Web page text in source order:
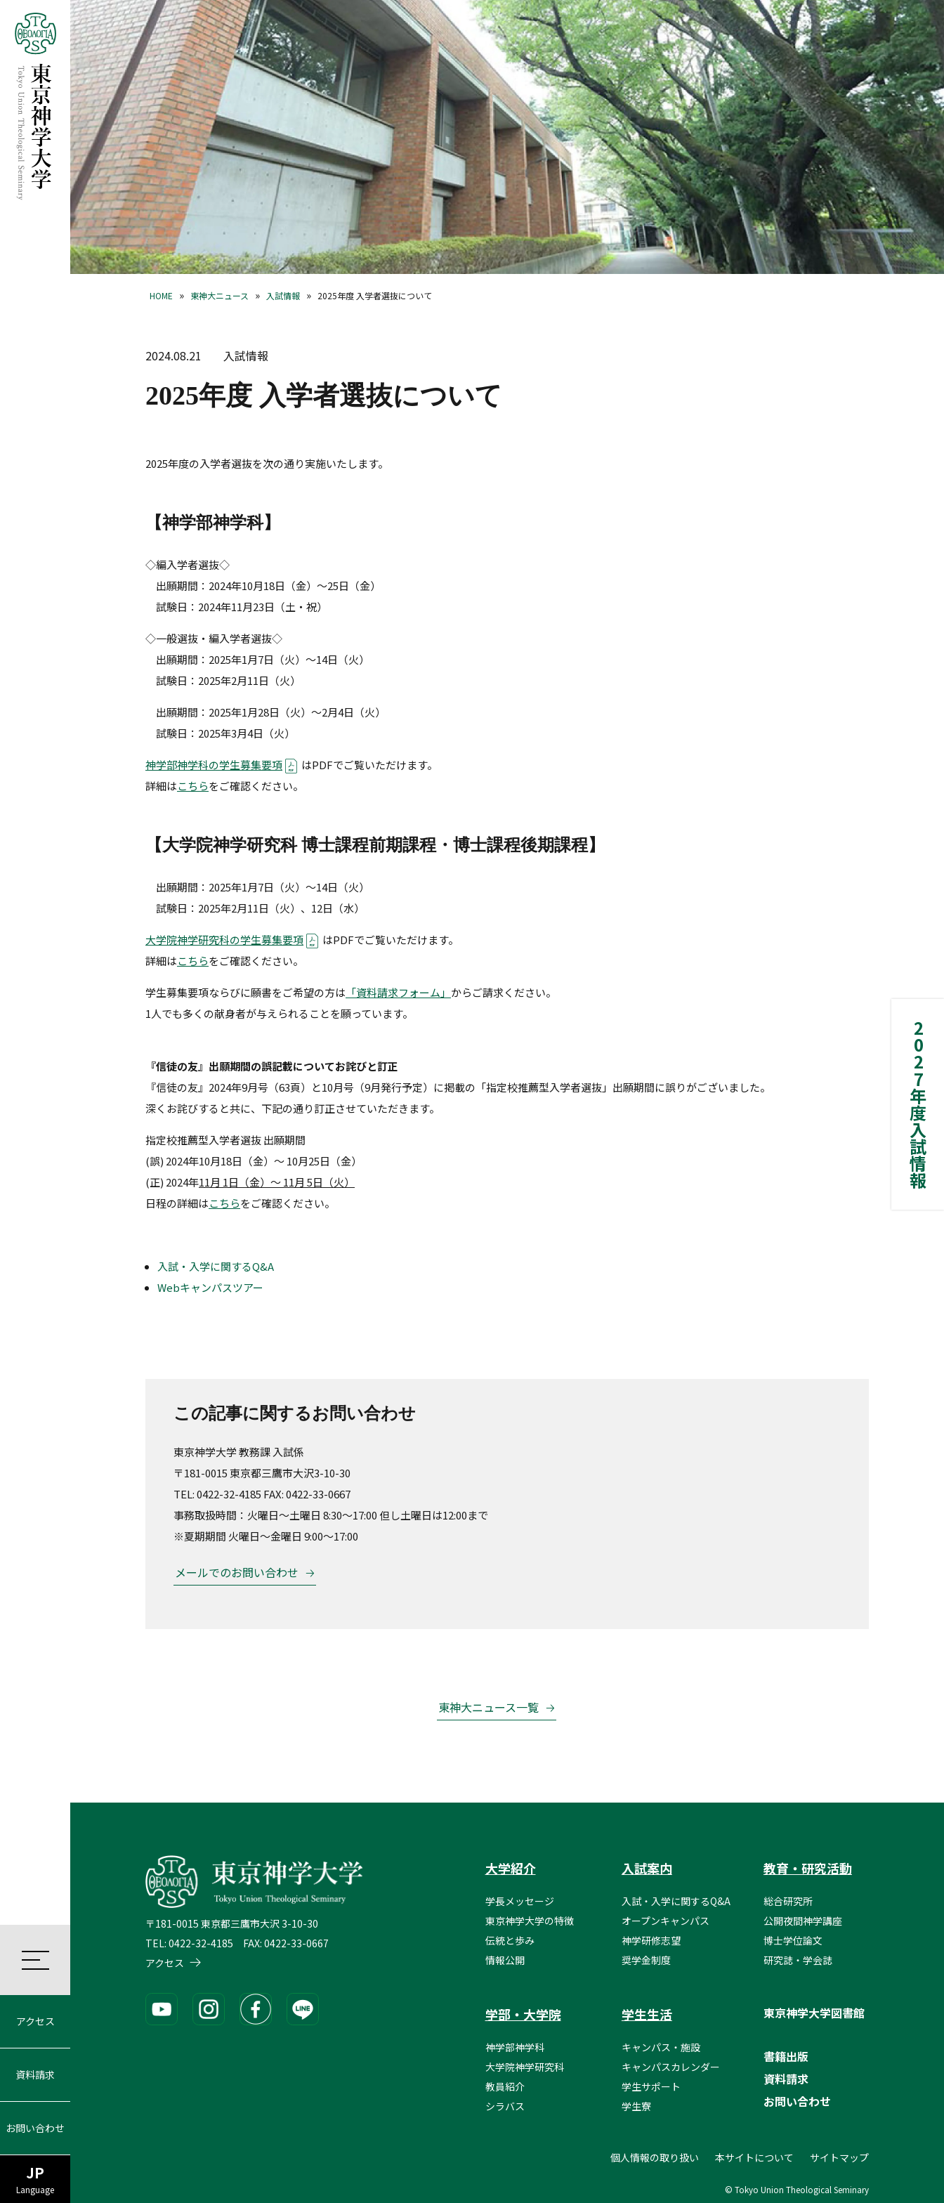
アクセス
資料請求
お問い合わせ
JP
Language
2027年度入試情報
HOME » 東神大ニュース » 入試情報 » 2025年度 入学者選抜について
2024.08.21 入試情報
2025年度 入学者選抜について
2025年度の入学者選抜を次の通り実施いたします。
【神学部神学科】
◇編入学者選抜◇
出願期間：2024年10月18日（金）～25日（金）
試験日：2024年11月23日（土・祝）
◇一般選抜・編入学者選抜◇
出願期間：2025年1月7日（火）～14日（火）
試験日：2025年2月11日（火）
出願期間：2025年1月28日（火）～2月4日（火）
試験日：2025年3月4日（火）
神学部神学科の学生募集要項
はPDFでご覧いただけます。
詳細はこちらをご確認ください。
【大学院神学研究科 博士課程前期課程・博士課程後期課程】
出願期間：2025年1月7日（火）～14日（火）
試験日：2025年2月11日（火）、12日（水）
大学院神学研究科の学生募集要項
はPDFでご覧いただけます。
詳細はこちらをご確認ください。
学生募集要項ならびに願書をご希望の方は 「資料請求フォーム」 からご請求ください。
1人でも多くの献身者が与えられることを願っています。
『信徒の友』出願期間の誤記載についてお詫びと訂正
『信徒の友』2024年9月号（63頁）と10月号（9月発行予定）に掲載の「指定校推薦型入学者選抜」出願期間に誤りがございました。
深くお詫びすると共に、下記の通り訂正させていただきます。
指定校推薦型入学者選抜 出願期間
(誤) 2024年10月18日（金）～ 10月25日（金）
(正) 2024年11月 1日（金）～ 11月 5日（火）
日程の詳細はこちらをご確認ください。
入試・入学に関するQ&A
Webキャンパスツアー
この記事に関するお問い合わせ
東京神学大学 教務課 入試係
〒181-0015 東京都三鷹市大沢3-10-30
TEL: 0422-32-4185 FAX: 0422-33-0667
事務取扱時間：火曜日～土曜日 8:30～17:00 但し土曜日は12:00まで
※夏期期間 火曜日～金曜日 9:00～17:00
メールでのお問い合わせ
東神大ニュース一覧
〒181-0015 東京都三鷹市大沢 3-10-30
TEL: 0422-32-4185 FAX: 0422-33-0667
アクセス
大学紹介
学長メッセージ
東京神学大学の特徴
伝統と歩み
情報公開
入試案内
入試・入学に関するQ&A
オープンキャンパス
神学研修志望
奨学金制度
教育・研究活動
総合研究所
公開夜間神学講座
博士学位論文
研究誌・学会誌
学部・大学院
神学部神学科
大学院神学研究科
教員紹介
シラバス
学生生活
キャンパス・施設
キャンパスカレンダー
学生サポート
学生寮
東京神学大学図書館
書籍出版
資料請求
お問い合わせ
個人情報の取り扱い 本サイトについて サイトマップ
© Tokyo Union Theological Seminary